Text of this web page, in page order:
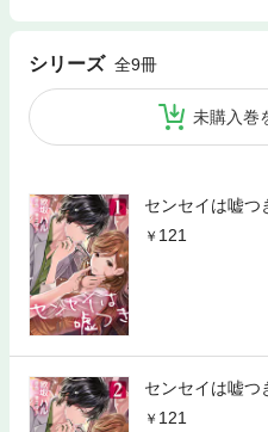
シリーズ 全9冊
未購入巻
センセイは嘘つ
121
センセイは嘘つ
121